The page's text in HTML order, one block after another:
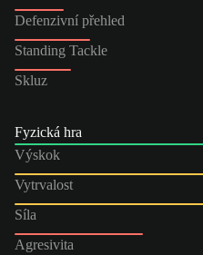
Defenzivní přehled
Standing Tackle
Skluz
Fyzická hra
Výskok
Vytrvalost
Síla
Agresivita